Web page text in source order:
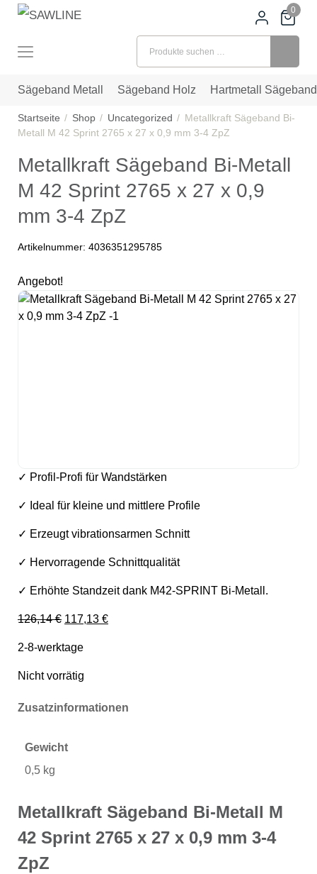
0
Sägeband Metall Sägeband Holz Hartmetall Sägeband
Startseite Shop Uncategorized
Metallkraft Sägeband Bi-
Metall M 42 Sprint 2765 x 27 x 0,9 mm 3-4 ZpZ
Metallkraft Sägeband Bi-Metall
M 42 Sprint 2765 x 27 x 0,9
mm 3-4 ZpZ
Artikelnummer: 4036351295785
Angebot!
✓ Profil-Profi für Wandstärken
✓ Ideal für kleine und mittlere Profile
✓ Erzeugt vibrationsarmen Schnitt
✓ Hervorragende Schnittqualität
✓ Erhöhte Standzeit dank M42-SPRINT Bi-Metall.
126,14€ Ursprünglicher Preis war: 126,14 €
117,13 €Aktueller Preis ist: 117,13 €.
2-8-werktage
Nicht vorrätig
Zusatzinformationen
Gewicht
0,5 kg
Metallkraft Sägeband Bi-Metall M
42 Sprint 2765 x 27 x 0,9 mm 3-4
ZpZ